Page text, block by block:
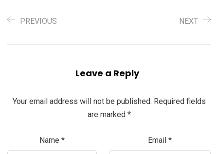
PREVIOUS NEXT
Leave a Reply
Your email address will not be published. Required fields
are marked *
Name * Email *